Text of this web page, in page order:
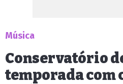
Música
Conservatório
temporada com